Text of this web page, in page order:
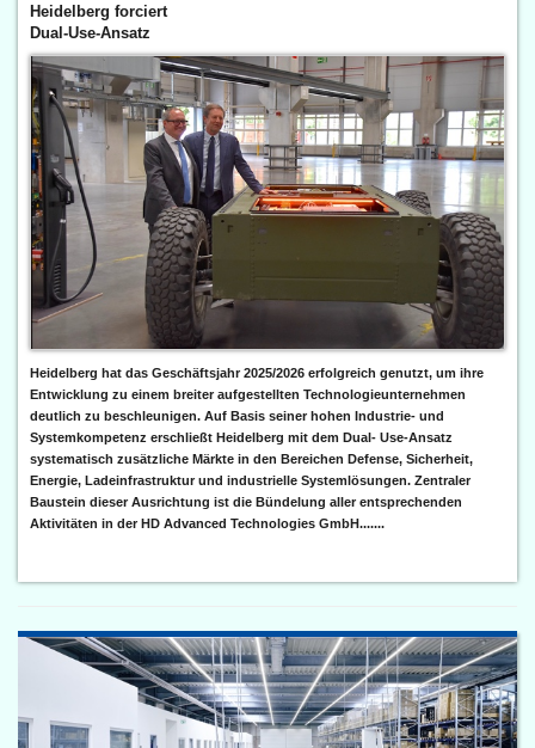
Heidelberg forciert
Dual-Use-Ansatz
Heidelberg hat das Geschäftsjahr 2025/2026 erfolgreich genutzt, um ihre
Entwicklung zu einem breiter aufgestellten Technologieunternehmen
deutlich zu beschleunigen. Auf Basis seiner hohen Industrie- und
Systemkompetenz erschließt Heidelberg mit dem Dual- Use-Ansatz
systematisch zusätzliche Märkte in den Bereichen Defense, Sicherheit,
Energie, Ladeinfrastruktur und industrielle Systemlösungen. Zentraler
Baustein dieser Ausrichtung ist die Bündelung aller entsprechenden
Aktivitäten in der HD Advanced Technologies GmbH.......